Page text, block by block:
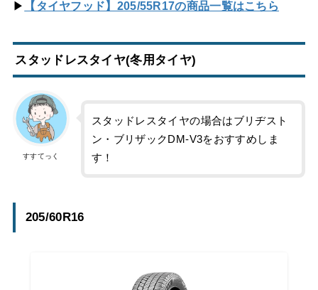
▶ 【タイヤフッド】205/55R17の商品一覧はこちら
スタッドレスタイヤ(冬用タイヤ)
すすてっく
スタッドレスタイヤの場合はブリヂスト
ン・ブリザックDM-V3をおすすめしま
す！
205/60R16